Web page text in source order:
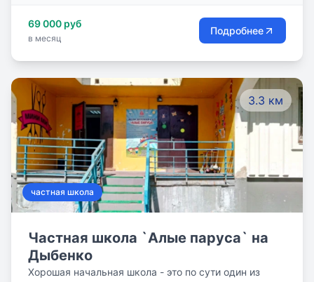
69 000 руб
в месяц
Подробнее
3.3 км
частная школа
Частная школа `Алые паруса` на
Дыбенко
Хорошая начальная школа - это по сути один из